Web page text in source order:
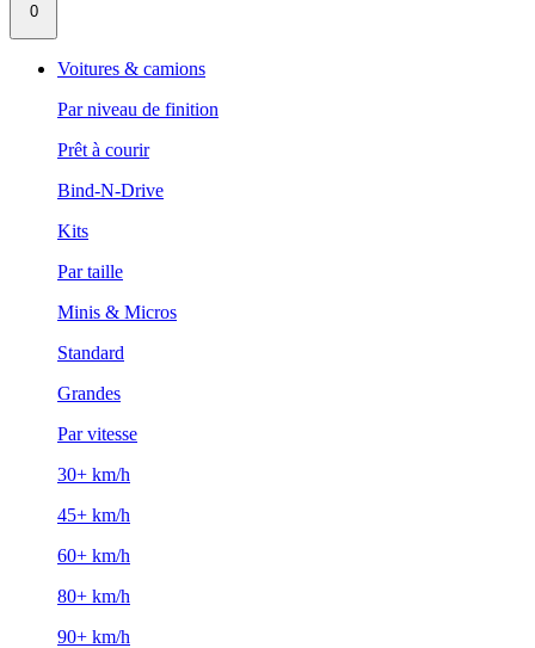
0
Voitures & camions
Par niveau de finition
Prêt à courir
Bind-N-Drive
Kits
Par taille
Minis & Micros
Standard
Grandes
Par vitesse
30+ km/h
45+ km/h
60+ km/h
80+ km/h
90+ km/h